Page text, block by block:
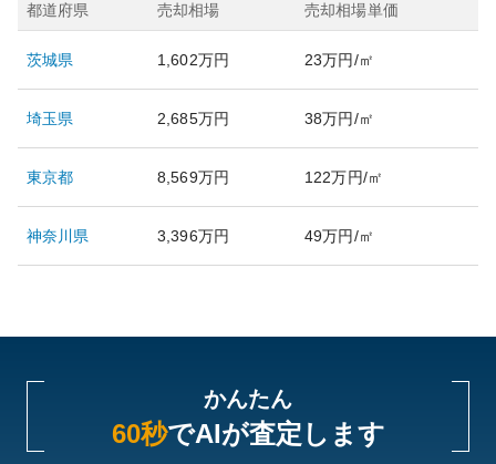
都道府県 売却相場 売却相場単価
茨城県 1,602万円 23万円/㎡
埼玉県 2,685万円 38万円/㎡
東京都 8,569万円 122万円/㎡
神奈川県 3,396万円 49万円/㎡
かんたん
60秒でAIが査定します